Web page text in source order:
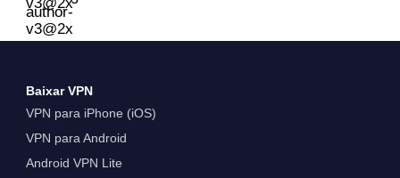
Baixar VPN
VPN para iPhone (iOS)
VPN para Android
Android VPN Lite